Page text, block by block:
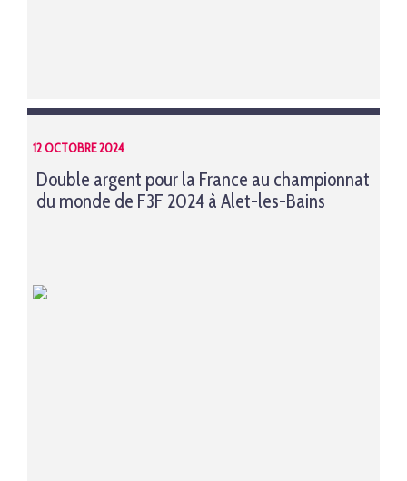
12 OCTOBRE 2024
Double argent pour la France au championnat
du monde de F3F 2024 à Alet-les-Bains